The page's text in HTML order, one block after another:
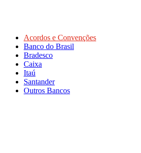
Acordos e Convenções
Banco do Brasil
Bradesco
Caixa
Itaú
Santander
Outros Bancos